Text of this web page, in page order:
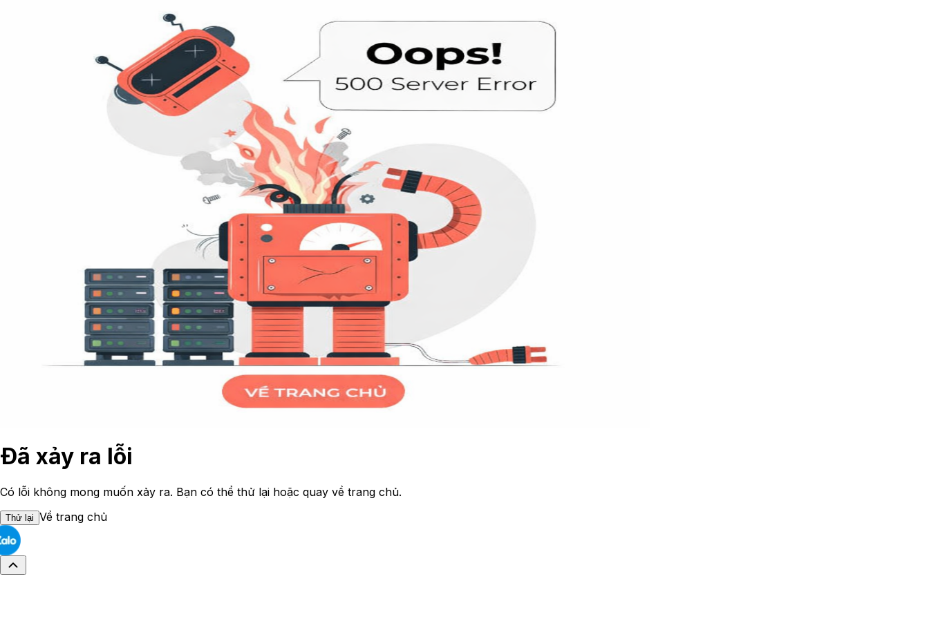
Đã xảy ra lỗi
Có lỗi không mong muốn xảy ra. Bạn có thể thử lại hoặc quay về trang chủ.
Thử lại Về trang chủ